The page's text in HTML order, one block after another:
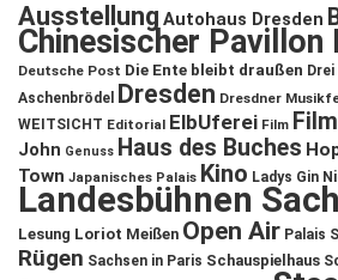
Ausstellung Autohaus Dresden
Chinesischer Pavillon
Deutsche Post Die Ente bleibt draußen
Aschenbrödel
Dresden Dresdner
WEITSICHT Editorial ElbUferei Film
John Genuss Haus des Buches
Town Japanisches Palais Kino Ladys Gin
Landesbühnen
Lesung Loriot Meißen Open Air Palais
Rügen Sachsen in Paris Schauspielhaus